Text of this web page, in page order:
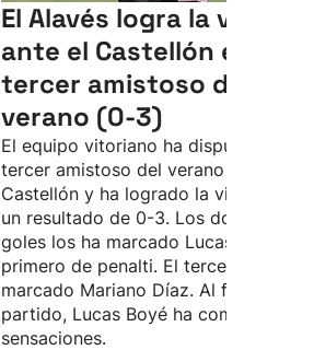
El Alavés logra la victoria
ante el Castellón en el
tercer amistoso del
verano (0-3)
El equipo vitoriano ha disputado su
tercer amistoso del verano ante el
Castellón y ha logrado la victoria con
un resultado de 0-3. Los dos
goles los ha marcado Lucas Boyé, el
primero de penalti. El tercero lo ha
marcado Mariano Díaz. Al final del
partido, Lucas Boyé ha compartido
sensaciones.